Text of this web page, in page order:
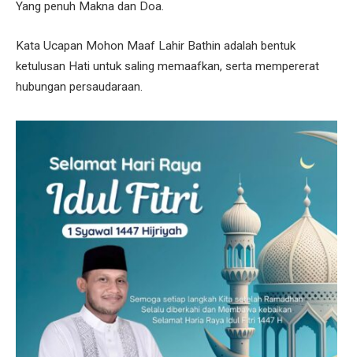
Yang penuh Makna dan Doa.
Kata Ucapan Mohon Maaf Lahir Bathin adalah bentuk
ketulusan Hati untuk saling memaafkan, serta mempererat
hubungan persaudaraan.